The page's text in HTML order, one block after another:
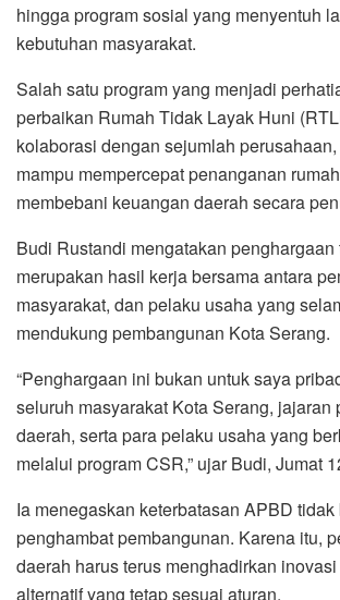
hingga program sosial yang menyentuh
kebutuhan masyarakat.
Salah satu program yang menjadi
perbaikan Rumah Tidak Layak Huni
kolaborasi dengan sejumlah
mampu mempercepat penanganan
membebani keuangan daerah secara
Budi Rustandi mengatakan penghargaan
merupakan hasil kerja bersama antara
masyarakat, dan pelaku usaha yang
mendukung pembangunan Kota Serang.
“Penghargaan ini bukan untuk saya
seluruh masyarakat Kota Serang, jajaran
daerah, serta para pelaku usaha yang
melalui program CSR,” ujar Budi, Jumat
Ia menegaskan keterbatasan APBD
penghambat pembangunan. Karena itu,
daerah harus terus menghadirkan
alternatif yang tetap sesuai aturan.